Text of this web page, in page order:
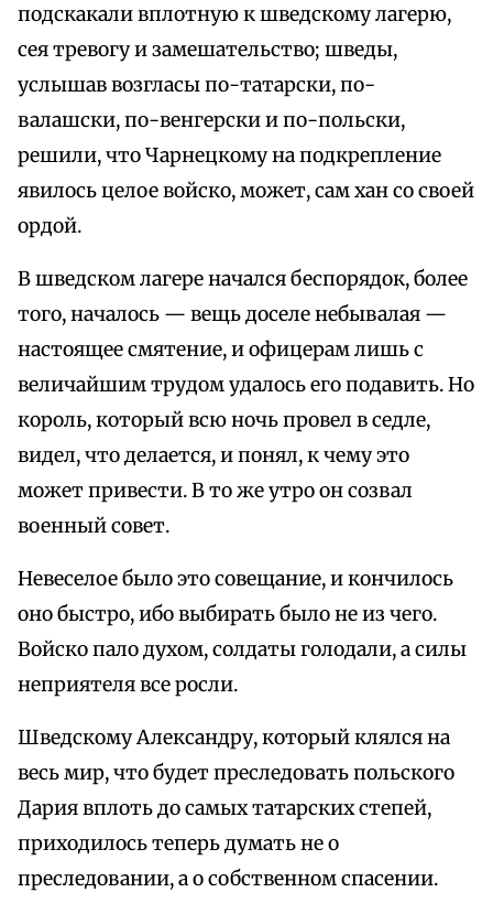
подскакали вплотную к шведскому лагерю,
сея тревогу и замешательство; шведы,
услышав возгласы по-татарски, по-
валашски, по-венгерски и по-польски,
решили, что Чарнецкому на подкрепление
явилось целое войско, может, сам хан со своей
ордой.
В шведском лагере начался беспорядок, более
того, началось — вещь доселе небывалая —
настоящее смятение, и офицерам лишь с
величайшим трудом удалось его подавить. Но
король, который всю ночь провел в седле,
видел, что делается, и понял, к чему это
может привести. В то же утро он созвал
военный совет.
Невеселое было это совещание, и кончилось
оно быстро, ибо выбирать было не из чего.
Войско пало духом, солдаты голодали, а силы
неприятеля все росли.
Шведскому Александру, который клялся на
весь мир, что будет преследовать польского
Дария вплоть до самых татарских степей,
приходилось теперь думать не о
преследовании, а о собственном спасении.